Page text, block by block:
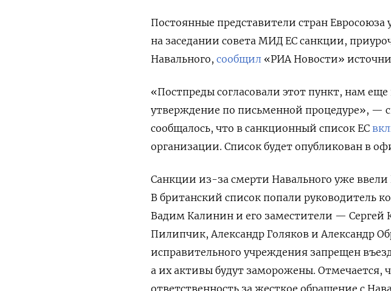
Постоянные представители стран Евросоюза
на заседании совета МИД ЕС санкции,
Навального, сообщил «РИА Новости»
«Постпреды согласовали этот пункт, нам
утверждение по письменной процедуре», —
сообщалось, что в санкционный список ЕС
организации. Список будет опубликован в
Санкции из-за смерти Навального уже
В британский список попали руководитель
Вадим Калинин и его заместители —
Пилипчик, Александр Голяков и Александр
исправительного учреждения запрещен
а их активы будут заморожены. Отмечается,
ответственность за жесткое обращение с